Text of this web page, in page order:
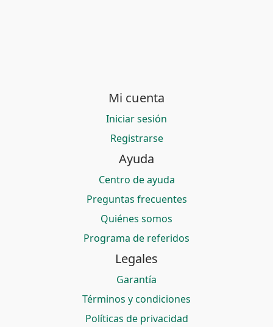
Mi cuenta
Iniciar sesión
Registrarse
Ayuda
Centro de ayuda
Preguntas frecuentes
Quiénes somos
Programa de referidos
Legales
Garantía
Términos y condiciones
Políticas de privacidad